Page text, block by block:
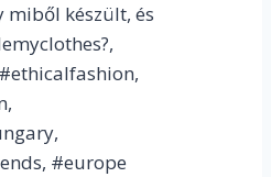
miből készült, és
#europe